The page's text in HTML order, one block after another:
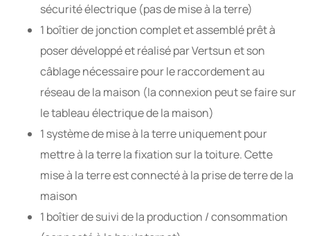
sécurité électrique (pas de mise à la terre)
1 boîtier de jonction complet et assemblé prêt à
poser développé et réalisé par Vertsun et son
câblage nécessaire pour le raccordement au
réseau de la maison (la connexion peut se faire sur
le tableau électrique de la maison)
1 système de mise à la terre uniquement pour
mettre à la terre la fixation sur la toiture. Cette
mise à la terre est connecté à la prise de terre de la
maison
1 boîtier de suivi de la production / consommation